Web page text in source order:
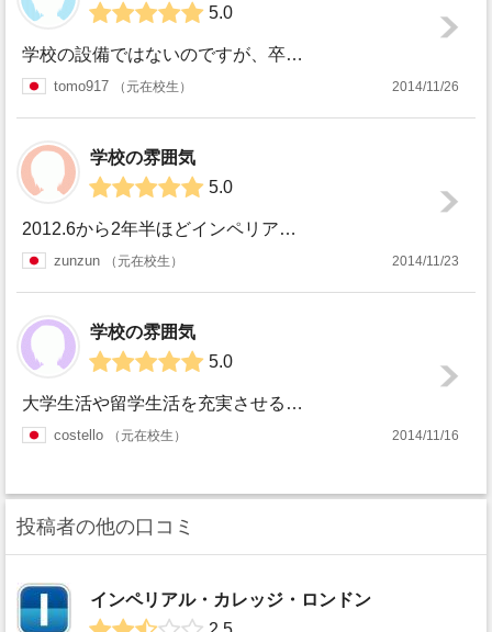
5.0
学校の設備ではないのですが、卒業式を行うロイヤル・アルバート・ホールについて。 大学院の卒業式は、授業終了の翌年6月にありました。場所は、学校の裏手で、...
tomo917 元在校生 2014/11/26
学校の雰囲気
5.0
2012.6から2年半ほどインペリアル・カレッジに在籍しておりました。 私はPre-sessionalとMaster Courseを受講し、その後Staf...
zunzun 元在校生 2014/11/23
学校の雰囲気
5.0
大学生活や留学生活を充実させるためにに欠かせないものとして授業、宿題、テストという学生の本分以外の時間をどう過ごすかがあります。これは日本の大学に通ってい...
costello 元在校生 2014/11/16
投稿者の他の口コミ
インペリアル・カレッジ・ロンドン